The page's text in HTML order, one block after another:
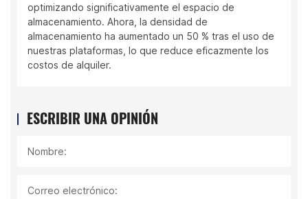
optimizando significativamente el espacio de
almacenamiento. Ahora, la densidad de
almacenamiento ha aumentado un 50 % tras el uso de
nuestras plataformas, lo que reduce eficazmente los
costos de alquiler.
ESCRIBIR UNA OPINIÓN
Nombre:
Correo electrónico: